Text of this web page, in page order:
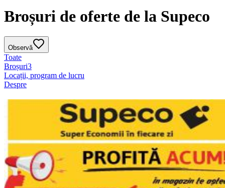
Broșuri de oferte de la Supeco
Observă
Toate
Broșuri3
Locații, program de lucru
Despre